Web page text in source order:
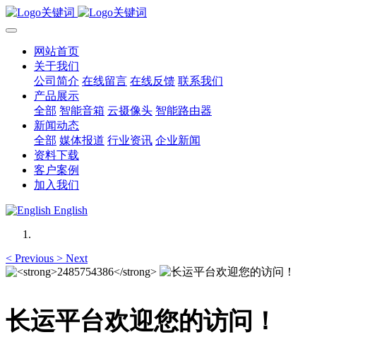
网站首页
关于我们
公司简介 在线留言 在线反馈 联系我们
产品展示
全部 智能音箱 云摄像头 智能路由器
新闻动态
全部 媒体报道 行业资讯 企业新闻
资料下载
客户案例
加入我们
English
< Previous > Next
长运平台欢迎您的访问！